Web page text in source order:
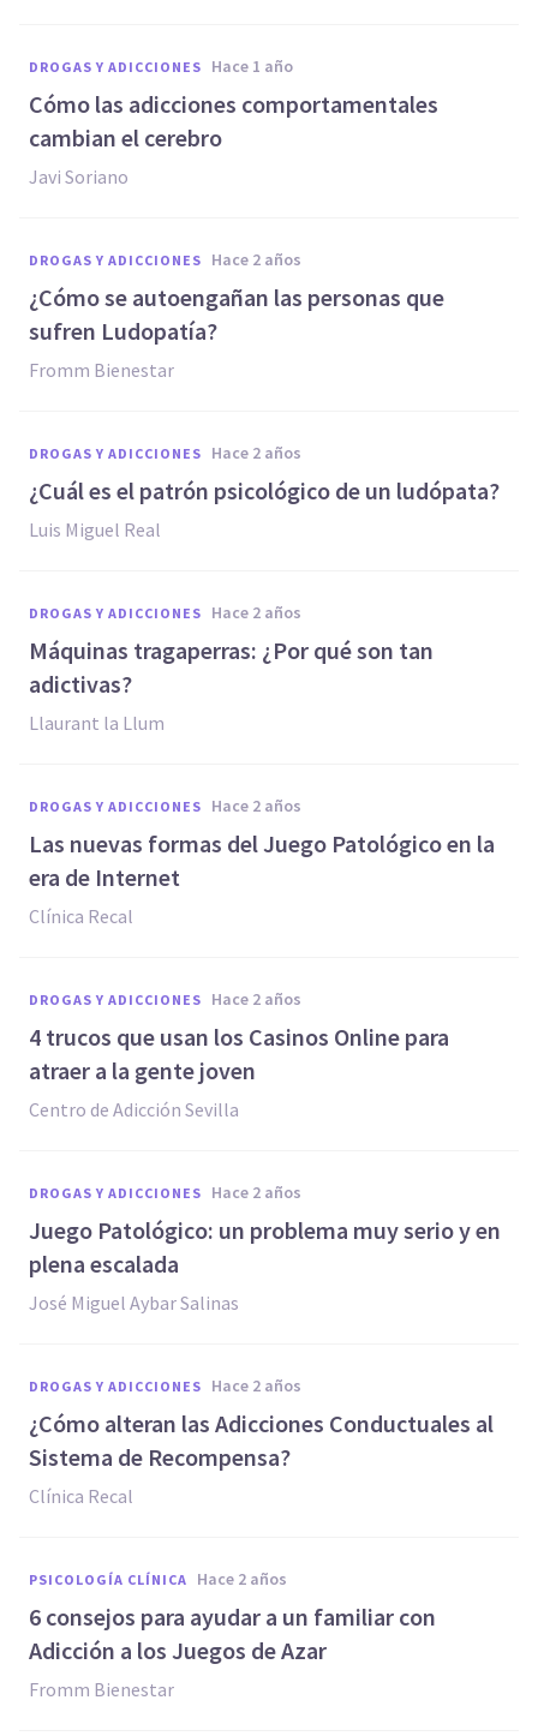
DROGAS Y ADICCIONES hace 1 año
Cómo las adicciones comportamentales
cambian el cerebro
Javi Soriano
DROGAS Y ADICCIONES hace 2 años
¿Cómo se autoengañan las personas que
sufren Ludopatía?
Fromm Bienestar
DROGAS Y ADICCIONES hace 2 años
¿Cuál es el patrón psicológico de un ludópata?
Luis Miguel Real
DROGAS Y ADICCIONES hace 2 años
Máquinas tragaperras: ¿Por qué son tan
adictivas?
Llaurant la Llum
DROGAS Y ADICCIONES hace 2 años
Las nuevas formas del Juego Patológico en la
era de Internet
Clínica Recal
DROGAS Y ADICCIONES hace 2 años
4 trucos que usan los Casinos Online para
atraer a la gente joven
Centro de Adicción Sevilla
DROGAS Y ADICCIONES hace 2 años
Juego Patológico: un problema muy serio y en
plena escalada
José Miguel Aybar Salinas
DROGAS Y ADICCIONES hace 2 años
¿Cómo alteran las Adicciones Conductuales al
Sistema de Recompensa?
Clínica Recal
PSICOLOGÍA CLÍNICA hace 2 años
6 consejos para ayudar a un familiar con
Adicción a los Juegos de Azar
Fromm Bienestar